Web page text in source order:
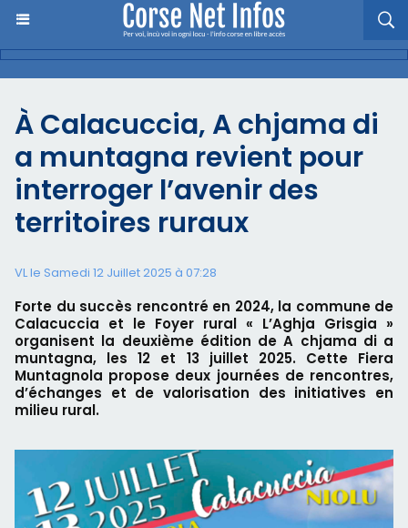
À Calacuccia, A chjama di
a muntagna revient pour
interroger l’avenir des
territoires ruraux
VL le Samedi 12 Juillet 2025 à 07:28
Forte du succès rencontré en 2024, la commune de
Calacuccia et le Foyer rural « L’Aghja Grisgia »
organisent la deuxième édition de A chjama di a
muntagna, les 12 et 13 juillet 2025. Cette Fiera
Muntagnola propose deux journées de rencontres,
d’échanges et de valorisation des initiatives en
milieu rural.